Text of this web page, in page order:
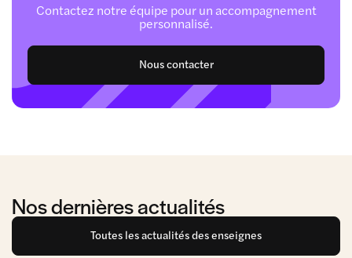
Contactez notre équipe pour un accompagnement
personnalisé.
Nous contacter
Nos dernières actualités
Toutes les actualités des enseignes